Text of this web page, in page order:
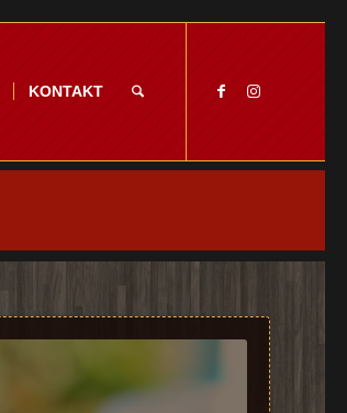
KONTAKT